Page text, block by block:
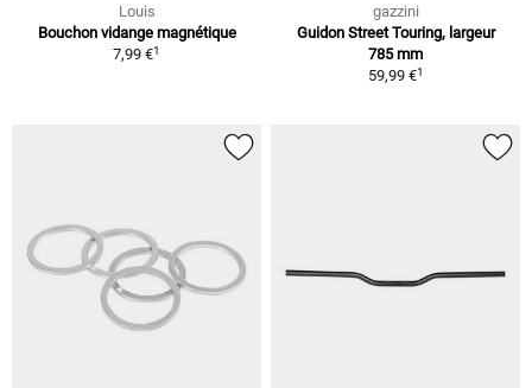
Louis
Bouchon vidange magnétique
7,99 €1
gazzini
Guidon Street Touring, largeur
785 mm
59,99 €1